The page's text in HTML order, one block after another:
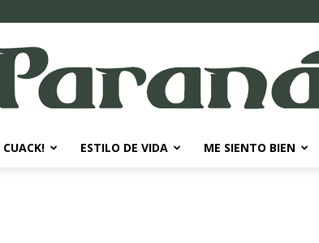
CUACK! ESTILO DE VIDA ME SIENTO BIEN